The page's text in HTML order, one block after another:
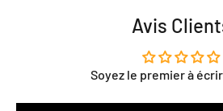
Avis
Soyez le premier à